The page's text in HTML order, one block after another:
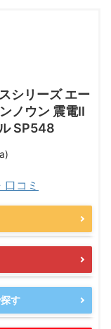
シリーズ エー
ノウン 震電II
SP548
コミ
す